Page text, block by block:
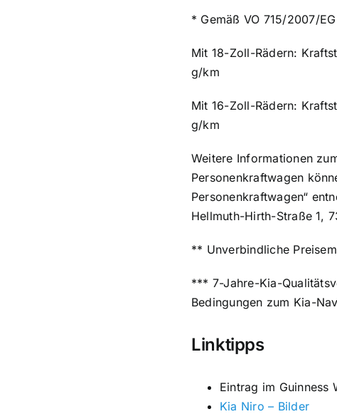
* Gemäß VO 715/2007/
Mit 18-Zoll-Rädern:
g/km
Mit 16-Zoll-Rädern:
g/km
Weitere Informationen
Personenkraftwagen
Personenkraftwagen“
Hellmuth-Hirth-Straße 1,
** Unverbindliche
*** 7-Jahre-Kia-
Bedingungen zum Kia-
Linktipps
Eintrag im Guinness
Kia Niro – Bilder